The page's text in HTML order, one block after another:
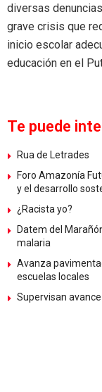
diversas
grave crisis que
inicio escolar
educación en el
Te puede
Rua de Letrades
Foro Amazonía
y el desarrollo
¿Racista yo?
Datem del
malaria
Avanza
escuelas locales
Supervisan